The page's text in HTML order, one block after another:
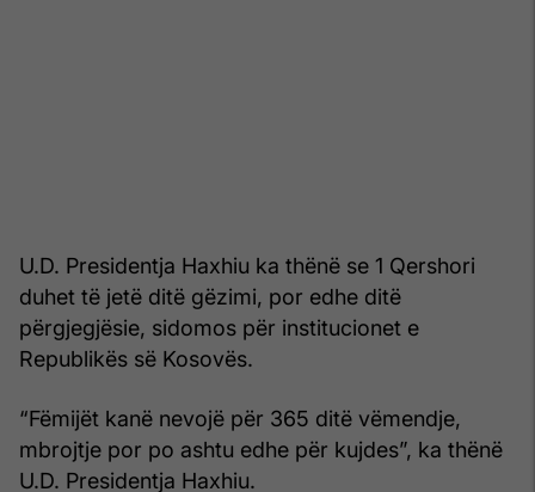
U.D. Presidentja Haxhiu ka thënë se 1 Qershori
duhet të jetë ditë gëzimi, por edhe ditë
përgjegjësie, sidomos për institucionet e
Republikës së Kosovës.
“Fëmijët kanë nevojë për 365 ditë vëmendje,
mbrojtje por po ashtu edhe për kujdes”, ka thënë
U.D. Presidentja Haxhiu.